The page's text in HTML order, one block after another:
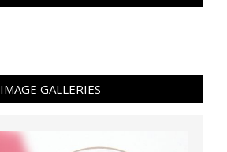
IMAGE GALLERIES